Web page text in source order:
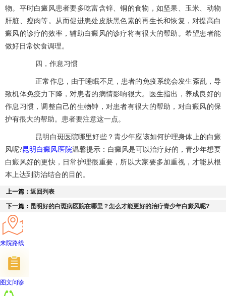
物。平时白癜风患者要多吃富含锌、铜的食物，如坚果、玉米、动物
肝脏、瘦肉等。从而促进患处皮肤黑色素的再生长和恢复，对提高白
癜风的诊疗的效率，辅助白癜风的诊疗将有很大的帮助。希望患者能
做好日常饮食调理。
四，作息习惯
正常作息，由于睡眠不足，患者的免疫系统会发生紊乱，导
致机体免疫力下降，对患者的病情影响很大。医生指出，养成良好的
作息习惯，调整自己的生物钟，对患者有很大的帮助，对白癜风的保
护有很大的帮助。患者要注意这一点。
昆明白斑医院哪里好些？青少年应该如何护理身体上的白癜
风呢?昆明白癜风医院温馨提示：白癜风是可以治疗好的，青少年想要
白癜风好的更快，日常护理很重要，所以大家要多加重视，才能从根
本上达到防治结合的目的。
上一篇： 返回列表
下一篇： 昆明好的白斑病医院在哪里？怎么才能更好的治疗青少年白癜风呢?
来院路线
图文问诊